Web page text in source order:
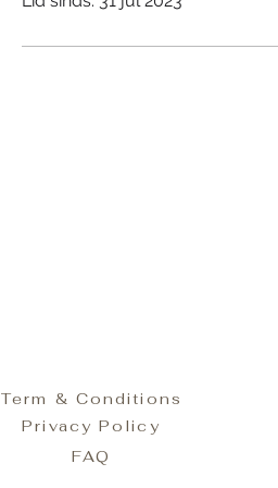
Term & Conditions
Privacy Policy
FAQ